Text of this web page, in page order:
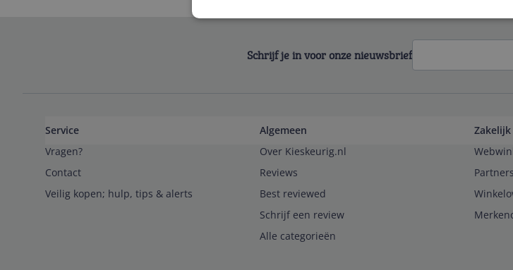
Schrijf je in voor onze nieuwsbrief
Service
Vragen?
Contact
Veilig kopen; hulp, tips & alerts
Algemeen
Over Kieskeurig.nl
Reviews
Best reviewed
Schrijf een review
Alle categorieën
Zakelijk
Partners